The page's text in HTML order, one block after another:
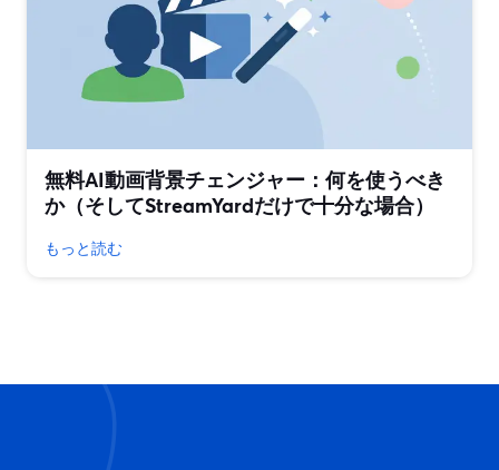
無料AI動画背景チェンジャー：何を使うべき
か（そしてStreamYardだけで十分な場合）
もっと読む